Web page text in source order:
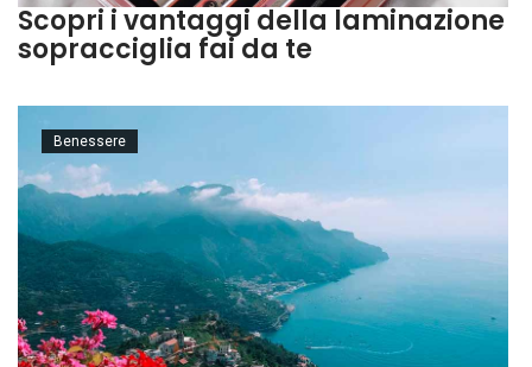
Scopri i vantaggi della laminazione
sopracciglia fai da te
Benessere